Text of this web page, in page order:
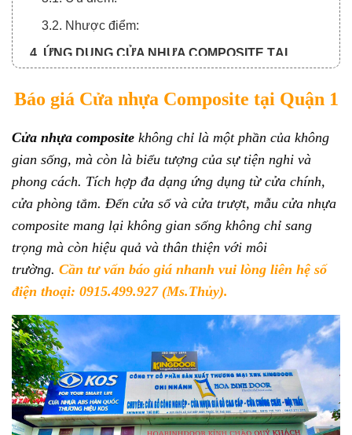
3.2. Nhược điểm:
4. ỨNG DỤNG CỬA NHỰA COMPOSITE TẠI
QUẬN 1:
5. MỘT SỐ MẪU CỬA NHỰA COMPOSITE TẠI
6. TẠI SAO NÊN MUA CỬA Ở HOABINHDOOR?
7. QUY TRÌNH MUA CỬA VÀ THANH TOÁN:
7.1. Quy trình xem báo giá cửa:
7.2. Quy trình thanh toán chia làm 3 đợt:
Báo giá Cửa nhựa Composite tại Quận 1
Cửa nhựa composite không chỉ là một phần của không
gian sống, mà còn là biểu tượng của sự tiện nghi và
phong cách. Tích hợp đa dạng ứng dụng từ cửa chính,
cửa phòng tắm. Đến cửa sổ và cửa trượt, mẫu cửa nhựa
composite mang lại không gian sống không chỉ sang
trọng mà còn hiệu quả và thân thiện với môi
trường. Cần tư vấn báo giá nhanh vui lòng liên hệ số
điện thoại: 0915.499.927 (Ms.Thủy).